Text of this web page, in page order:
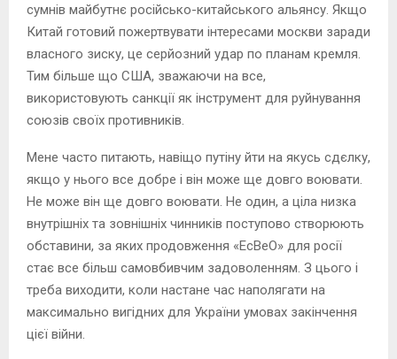
сумнів майбутнє російсько-китайського альянсу. Якщо
Китай готовий пожертвувати інтересами москви заради
власного зиску, це серйозний удар по планам кремля.
Тим більше що США, зважаючи на все,
використовують санкції як інструмент для руйнування
союзів своїх противників.
Мене часто питають, навіщо путіну йти на якусь сдєлку,
якщо у нього все добре і він може ще довго воювати.
Не може він ще довго воювати. Не один, а ціла низка
внутрішніх та зовнішніх чинників поступово створюють
обставини, за яких продовження «ЕсВеО» для росії
стає все більш самовбивчим задоволенням. З цього і
треба виходити, коли настане час наполягати на
максимально вигідних для України умовах закінчення
цієї війни.